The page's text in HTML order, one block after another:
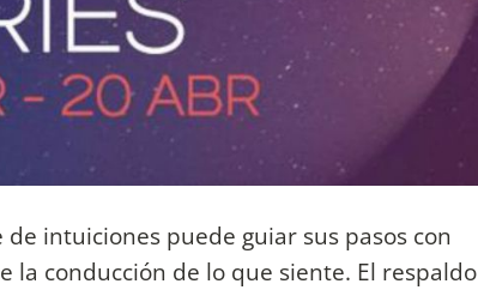
intuiciones puede guiar sus pasos con
conducción de lo que siente. El respaldo